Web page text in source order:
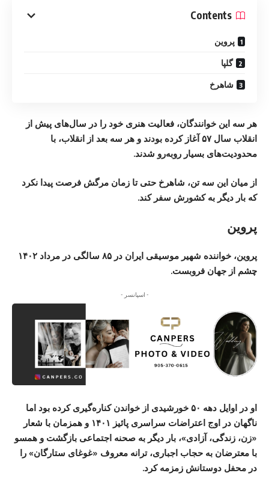
Contents
پروین
گلپا
شاهرخ
هر سه این خوانندگان، فعالیت هنری خود را در سال‌های پیش از
انقلاب سال ۵۷ آغاز کرده بودند و هر سه بعد از انقلاب، با
محدودیت‌های بسیار روبه‌رو شدند.
از میان این سه تن، شاهرخ حتی تا زمان مرگش فرصت پیدا نکرد
که بار دیگر به کشورش سفر کند.
پروین
پروین، خواننده شهیر موسیقی ایران در ۸۵ سالگی در مرداد ۱۴۰۲
چشم از جهان فروبست.
- اسپانسر -
او در اوایل دهه ۵۰ خورشیدی از خواندن کناره‌گیری کرده بود اما
ناگهان در اوج اعتراضات سراسری پائیز ۱۴۰۱ و همزمان با شعار
«زن، زندگی، آزادی»، بار دیگر به صحنه اجتماعی بازگشت و همسو
با معترضان به حجاب اجباری، ترانه معروف «غوغای ستارگان»‌ را
در محفل دوستانش زمزمه کرد.